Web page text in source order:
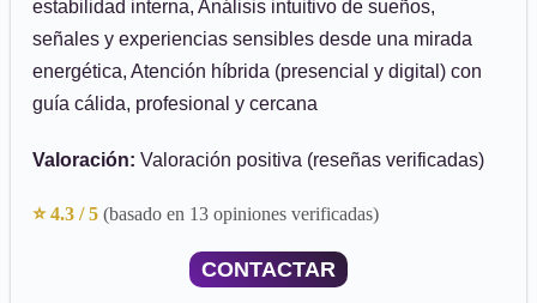
estabilidad interna, Análisis intuitivo de sueños,
señales y experiencias sensibles desde una mirada
energética, Atención híbrida (presencial y digital) con
guía cálida, profesional y cercana
Valoración: Valoración positiva (reseñas verificadas)
⭐ 4.3 / 5 (basado en 13 opiniones verificadas)
CONTACTAR